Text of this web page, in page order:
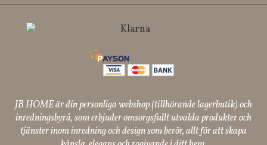
JB HOME är din personliga webshop (tillhörande lagerbutik) och
inredningsbyrå, som erbjuder omsorgsfullt utvalda produkter och
tjänster inom inredning och design som berör, allt för att skapa